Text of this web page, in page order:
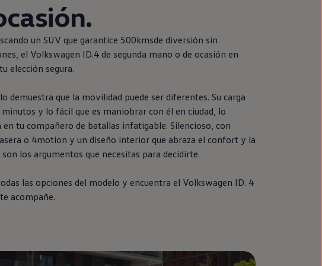
un SUV que garantice 500kmsde diversión sin
el Volkswagen ID.4de segunda mano o de ocasión en
elección segura.
demuestra que la movilidad puede ser diferentes. Su carga
y lo fácil que es maniobrar con él en ciudad, lo
en tu compañero de batallas infatigable. Silencioso, con
o 4motion y un diseño interior que abraza el confort y la
los argumentos que necesitas para decidirte.
las opciones del modelo y encuentra el Volkswagen ID. 4
acompañe.